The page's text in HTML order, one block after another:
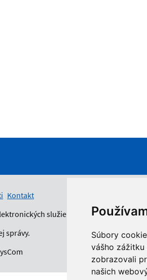
Súbory
vášho zážitku
zobrazovali
našich
Kontakt
služieb.
správy.